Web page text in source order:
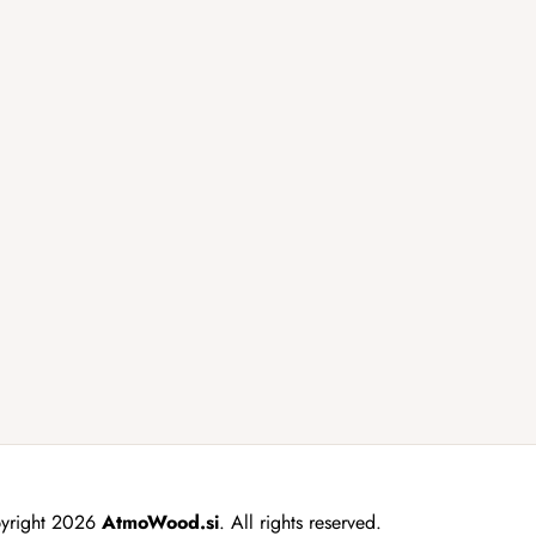
2026AtmoWood.si. All rights reserved.